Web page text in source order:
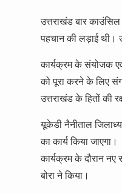
उत्तराखंड बार
पहचान की लड़ाई थी।
कार्यक्रम के संयोजक
को पूरा करने के लिए
उत्तराखंड के हितों की
यूकेडी नैनीताल
का कार्य किया जाएगा।
कार्यक्रम के दौरान नए
बोरा ने किया।